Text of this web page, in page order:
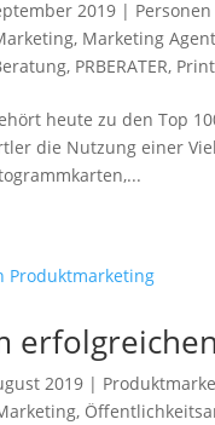
2019 | Personen
, Marketing
, PRBERATER,
heute zu den Top
die Nutzung einer
2019 |
,